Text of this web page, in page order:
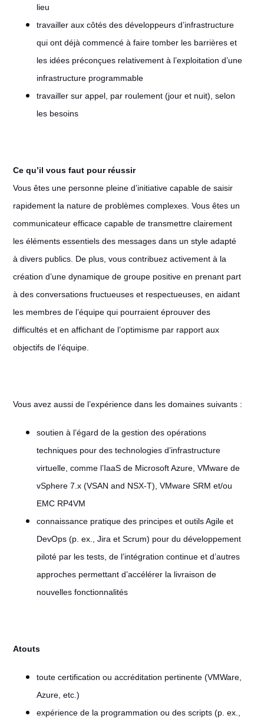
lieu
travailler aux côtés des développeurs d’infrastructure
qui ont déjà commencé à faire tomber les barrières et
les idées préconçues relativement à l’exploitation d’une
infrastructure programmable
travailler sur appel, par roulement (jour et nuit), selon
les besoins
Ce qu’il vous faut pour réussir
Vous êtes une personne pleine d’initiative capable de saisir
rapidement la nature de problèmes complexes. Vous êtes un
communicateur efficace capable de transmettre clairement
les éléments essentiels des messages dans un style adapté
à divers publics. De plus, vous contribuez activement à la
création d’une dynamique de groupe positive en prenant part
à des conversations fructueuses et respectueuses, en aidant
les membres de l’équipe qui pourraient éprouver des
difficultés et en affichant de l’optimisme par rapport aux
objectifs de l’équipe.
Vous avez aussi de l’expérience dans les domaines suivants :
soutien à l’égard de la gestion des opérations
techniques pour des technologies d’infrastructure
virtuelle, comme l’IaaS de Microsoft Azure, VMware de
vSphere 7.x (VSAN and NSX-T), VMware SRM et/ou
EMC RP4VM
connaissance pratique des principes et outils Agile et
DevOps (p. ex., Jira et Scrum) pour du développement
piloté par les tests, de l’intégration continue et d’autres
approches permettant d’accélérer la livraison de
nouvelles fonctionnalités
Atouts
toute certification ou accréditation pertinente (VMWare,
Azure, etc.)
expérience de la programmation ou des scripts (p. ex.,